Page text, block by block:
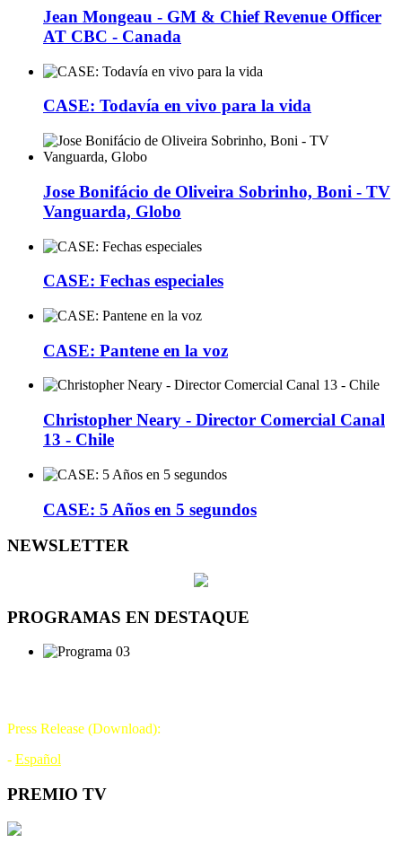
Jean Mongeau - GM & Chief Revenue Officer
AT CBC - Canada
CASE: Todavía en vivo para la vida
Jose Bonifácio de Oliveira Sobrinho, Boni - TV
Vanguarda, Globo
CASE: Fechas especiales
CASE: Pantene en la voz
Christopher Neary - Director Comercial Canal
13 - Chile
CASE: 5 Años en 5 segundos
NEWSLETTER
PROGRAMAS EN DESTAQUE
Press Release (Download):
- Español
PREMIO TV